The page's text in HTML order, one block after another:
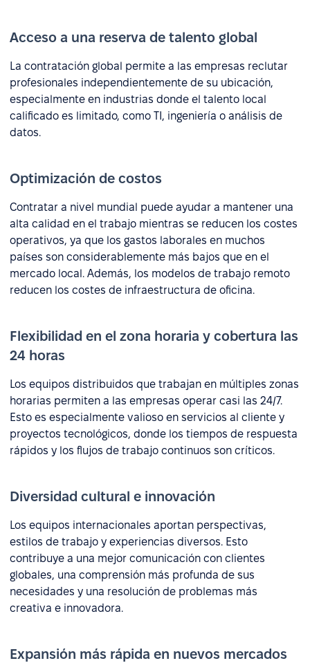
Acceso a una reserva de talento global
La contratación global permite a las empresas reclutar
profesionales independientemente de su ubicación,
especialmente en industrias donde el talento local
calificado es limitado, como TI, ingeniería o análisis de
datos.
Optimización de costos
Contratar a nivel mundial puede ayudar a mantener una
alta calidad en el trabajo mientras se reducen los costes
operativos, ya que los gastos laborales en muchos
países son considerablemente más bajos que en el
mercado local. Además, los modelos de trabajo remoto
reducen los costes de infraestructura de oficina.
Flexibilidad en el zona horaria y cobertura las
24 horas
Los equipos distribuidos que trabajan en múltiples zonas
horarias permiten a las empresas operar casi las 24/7.
Esto es especialmente valioso en servicios al cliente y
proyectos tecnológicos, donde los tiempos de respuesta
rápidos y los flujos de trabajo continuos son críticos.
Diversidad cultural e innovación
Los equipos internacionales aportan perspectivas,
estilos de trabajo y experiencias diversos. Esto
contribuye a una mejor comunicación con clientes
globales, una comprensión más profunda de sus
necesidades y una resolución de problemas más
creativa e innovadora.
Expansión más rápida en nuevos mercados